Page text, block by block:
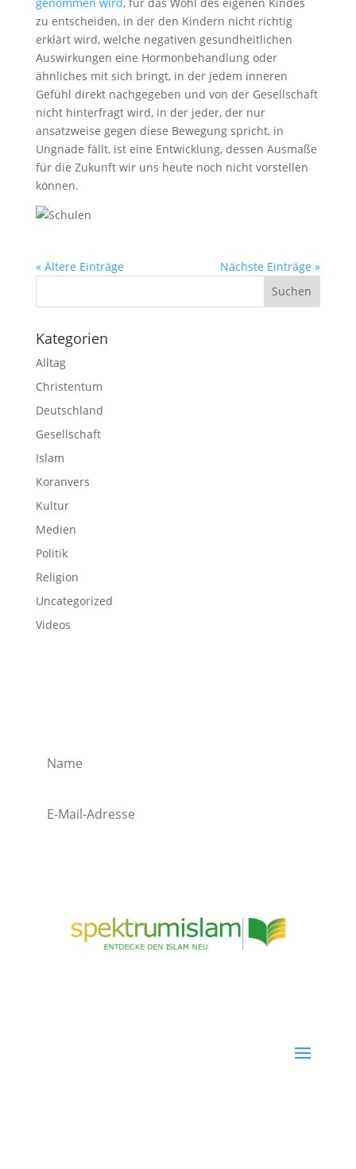
zu entscheiden, in der den Kindern nicht richtig
erklärt wird, welche negativen gesundheitlichen
Auswirkungen eine Hormonbehandlung oder
ähnliches mit sich bringt, in der jedem inneren
Gefühl direkt nachgegeben und von der Gesellschaft
nicht hinterfragt wird, in der jeder, der nur
ansatzweise gegen diese Bewegung spricht, in
Ungnade fällt, ist eine Entwicklung, dessen Ausmaße
für die Zukunft wir uns heute noch nicht vorstellen
können.
« Ältere Einträge Nächste Einträge »
Kategorien
Alltag
Christentum
Deutschland
Gesellschaft
Islam
Koranvers
Kultur
Medien
Politik
Religion
Uncategorized
Videos